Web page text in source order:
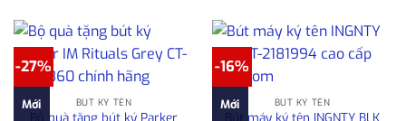
-27%
Mới BÚT KÝ TÊN
Bộ quà tặng bút ký Parker
-16%
Mới BÚT KÝ TÊN
Bút máy ký tên INGNTY BLK